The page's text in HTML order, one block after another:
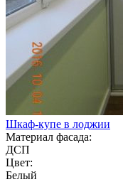
Шкаф-купе в лоджии
Материал фасада:
ДСП
Цвет:
Белый